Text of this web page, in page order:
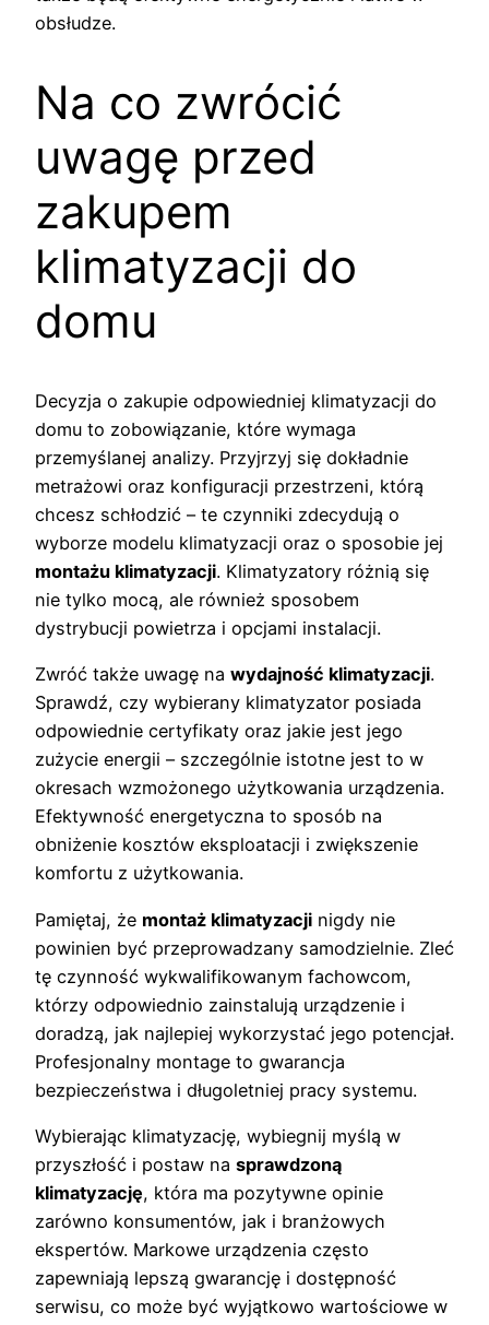
obsłudze.
Na co zwrócić
uwagę przed
zakupem
klimatyzacji do
domu
Decyzja o zakupie odpowiedniej klimatyzacji do
domu to zobowiązanie, które wymaga
przemyślanej analizy. Przyjrzyj się dokładnie
metrażowi oraz konfiguracji przestrzeni, którą
chcesz schłodzić – te czynniki zdecydują o
wyborze modelu klimatyzacji oraz o sposobie jej
montażu klimatyzacji. Klimatyzatory różnią się
nie tylko mocą, ale również sposobem
dystrybucji powietrza i opcjami instalacji.
Zwróć także uwagę na wydajność klimatyzacji.
Sprawdź, czy wybierany klimatyzator posiada
odpowiednie certyfikaty oraz jakie jest jego
zużycie energii – szczególnie istotne jest to w
okresach wzmożonego użytkowania urządzenia.
Efektywność energetyczna to sposób na
obniżenie kosztów eksploatacji i zwiększenie
komfortu z użytkowania.
Pamiętaj, że montaż klimatyzacji nigdy nie
powinien być przeprowadzany samodzielnie. Zleć
tę czynność wykwalifikowanym fachowcom,
którzy odpowiednio zainstalują urządzenie i
doradzą, jak najlepiej wykorzystać jego potencjał.
Profesjonalny montage to gwarancja
bezpieczeństwa i długoletniej pracy systemu.
Wybierając klimatyzację, wybiegnij myślą w
przyszłość i postaw na sprawdzoną
klimatyzację, która ma pozytywne opinie
zarówno konsumentów, jak i branżowych
ekspertów. Markowe urządzenia często
zapewniają lepszą gwarancję i dostępność
serwisu, co może być wyjątkowo wartościowe w